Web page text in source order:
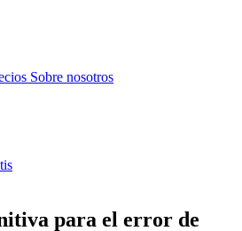
Sobre nosotros
para el error de